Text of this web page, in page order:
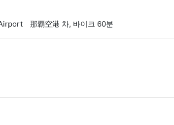
那覇空港 차, 바이크 60분